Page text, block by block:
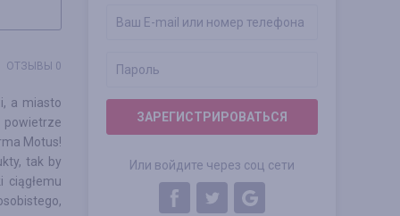
ЗАРЕГИСТРИРОВАТЬСЯ
Или войдите через соц сети
ОТЗЫВЫ 0
a miasto
powietrze
Motus!
tak by
ciągłemu